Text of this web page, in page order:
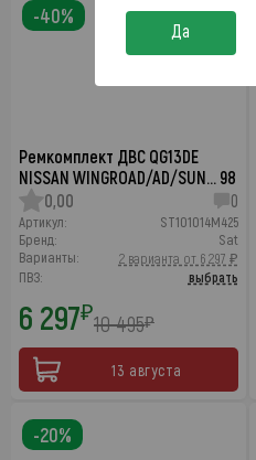
Ремкомплект ДВС QG13DE
NISSAN WINGROAD/AD/SUN… 98
0,00
0
Артикул:
ST101014M425
Бренд:
Sat
Варианты:
2 варианта от 6 297 ₽
ПВЗ:
выбрать
6 297₽10 495₽
13 августа
-40%
-20%
Да